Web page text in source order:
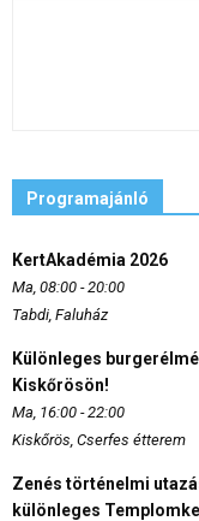
Programajánló
KertAkadémia 2026
Ma, 08:00 - 20:00
Tabdi, Faluház
Különleges
Kiskőrösön!
Ma, 16:00 - 22:00
Kiskőrös, Cserfes étterem
Zenés történelmi
különleges